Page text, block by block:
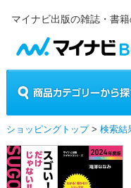
マイナビ出版の雑誌・書
ショッピングトップ> 検索結